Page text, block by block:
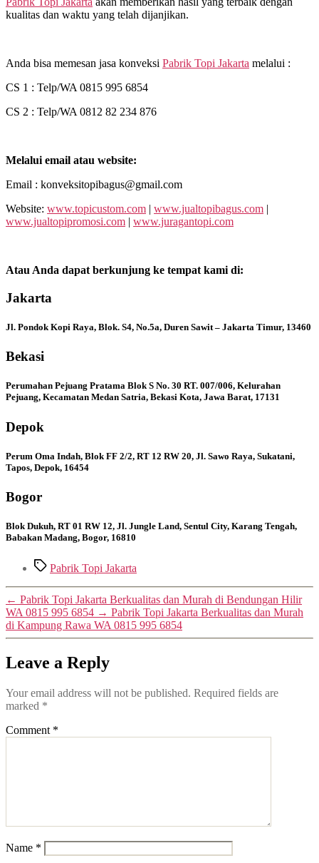
kualitas dan waktu yang telah dijanjikan.
Anda bisa memesan jasa konveksi Pabrik Topi Jakarta melalui :
CS 1 : Telp/WA 0815 995 6854
CS 2 : Telp/WA 0812 82 234 876
Melalui email atau website:
Email : konveksitopibagus@gmail.com
Website: www.topicustom.com | www.jualtopibagus.com |
www.jualtopipromosi.com | www.juragantopi.com
Atau Anda dapat berkunjung ke tempat kami di:
Jakarta
Jl. Pondok Kopi Raya, Blok. S4, No.5a, Duren Sawit – Jakarta Timur, 13460
Bekasi
Perumahan Pejuang Pratama Blok S No. 30 RT. 007/006, Kelurahan
Pejuang, Kecamatan Medan Satria, Bekasi Kota, Jawa Barat, 17131
Depok
Perum Oma Indah, Blok FF 2/2, RT 12 RW 20, Jl. Sawo Raya, Sukatani,
Tapos, Depok, 16454
Bogor
Blok Dukuh, RT 01 RW 12, Jl. Jungle Land, Sentul City, Karang Tengah,
Babakan Madang, Bogor, 16810
TagsPabrik Topi Jakarta
← Pabrik Topi Jakarta Berkualitas dan Murah di Bendungan Hilir
WA 0815 995 6854 → Pabrik Topi Jakarta Berkualitas dan Murah
di Kampung Rawa WA 0815 995 6854
Leave a Reply
Your email address will not be published. Required fields are
marked *
Comment *
Name *